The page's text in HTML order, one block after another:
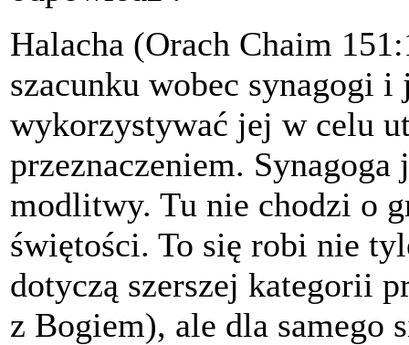
Halacha (Orach Chaim
szacunku wobec synagogi
wykorzystywać jej w celu
przeznaczeniem.
modlitwy. Tu nie chodzi o
świętości. To się robi nie
dotyczą szerszej kategorii
z Bogiem), ale dla samego